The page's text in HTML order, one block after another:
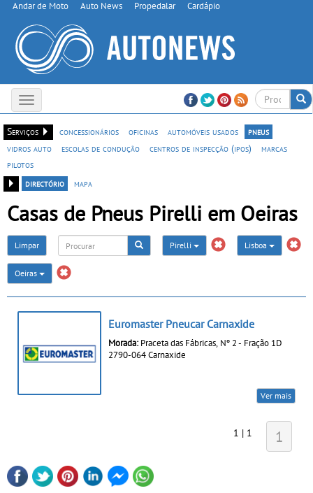
Andar de Moto Auto News Propedalar Cardápio
Toggle
navigation
Serviços
concessionários oficinas automóveis usados
pneus
vidros auto
escolas de condução centros de inspecção (ipos)
marcas
pilotos
directório
mapa
Casas de Pneus Pirelli em Oeiras
Limpar Pirelli Lisboa
Oeiras
Euromaster Pneucar Carnaxide
Morada: Praceta das Fábricas, Nº 2 - Fração 1D
2790-064 Carnaxide
Ver mais
1 | 1 1